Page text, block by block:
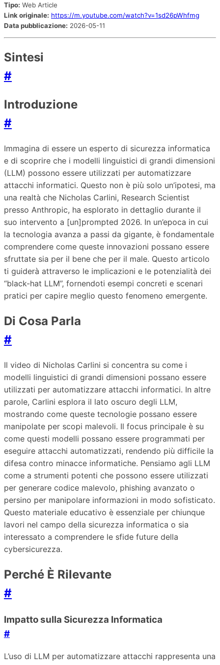
Tipo: Web Article
Link originale: https://m.youtube.com/watch?v=1sd26pWhfmg
Data pubblicazione: 2026-05-11
Sintesi
#
Introduzione
#
Immagina di essere un esperto di sicurezza informatica
e di scoprire che i modelli linguistici di grandi dimensioni
(LLM) possono essere utilizzati per automatizzare
attacchi informatici. Questo non è più solo un’ipotesi, ma
una realtà che Nicholas Carlini, Research Scientist
presso Anthropic, ha esplorato in dettaglio durante il
suo intervento a [un]prompted 2026. In un’epoca in cui
la tecnologia avanza a passi da gigante, è fondamentale
comprendere come queste innovazioni possano essere
sfruttate sia per il bene che per il male. Questo articolo
ti guiderà attraverso le implicazioni e le potenzialità dei
“black-hat LLM”, fornendoti esempi concreti e scenari
pratici per capire meglio questo fenomeno emergente.
Di Cosa Parla
#
Il video di Nicholas Carlini si concentra su come i
modelli linguistici di grandi dimensioni possano essere
utilizzati per automatizzare attacchi informatici. In altre
parole, Carlini esplora il lato oscuro degli LLM,
mostrando come queste tecnologie possano essere
manipolate per scopi malevoli. Il focus principale è su
come questi modelli possano essere programmati per
eseguire attacchi automatizzati, rendendo più difficile la
difesa contro minacce informatiche. Pensiamo agli LLM
come a strumenti potenti che possono essere utilizzati
per generare codice malevolo, phishing avanzato o
persino per manipolare informazioni in modo sofisticato.
Questo materiale educativo è essenziale per chiunque
lavori nel campo della sicurezza informatica o sia
interessato a comprendere le sfide future della
cybersicurezza.
Perché È Rilevante
#
Impatto sulla Sicurezza Informatica
#
L’uso di LLM per automatizzare attacchi rappresenta una